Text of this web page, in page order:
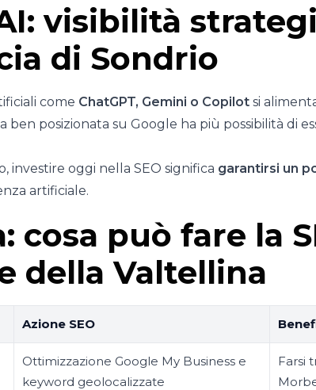
visibilità
di Sondrio
come ChatGPT, Gemini o Copilot si
ben posizionata su Google ha più possibilità di
investire oggi nella SEO significa garantirsi un
artificiale.
cosa può fare la
della Valtellina
Azione SEO
Ottimizzazione Google My Business e
keyword geolocalizzate
Farsi